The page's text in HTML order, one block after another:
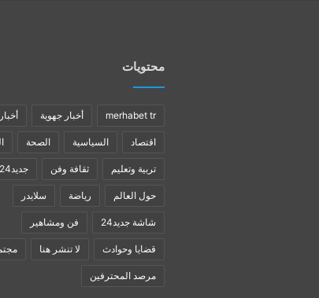
محتويات
merhabet tr أخبار جهوية
اقتصاد السياسية الصحة
تربية وتعليم ثقافة وفن جديد24
حول العالم رياضة سلايدر
شاشة جديد24 فن ومشاهير
قضايا وحوادث لا تنشر هنا
مرصد المحترفين